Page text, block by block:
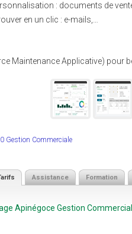
: documents de
en un clic : e-mails,…
Maintenance Applicative) pour
Gestion Commerciale
Assistance Formation
Apinégoce Gestion